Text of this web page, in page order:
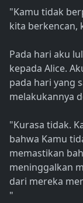
"Kamu tidak
kita berkencan,
Pada hari aku
kepada Alice.
pada hari yang
melakukannya
"Kurasa tidak.
bahwa Kamu
memastikan
meninggalkan
dari mereka
"